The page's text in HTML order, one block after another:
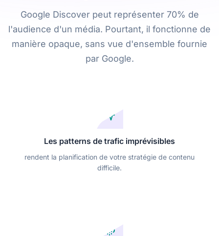
Google Discover peut représenter 70% de
l'audience d'un média. Pourtant, il fonctionne de
manière opaque, sans vue d'ensemble fournie
par Google.
Les patterns de trafic imprévisibles
rendent la planification de votre stratégie de contenu
difficile.